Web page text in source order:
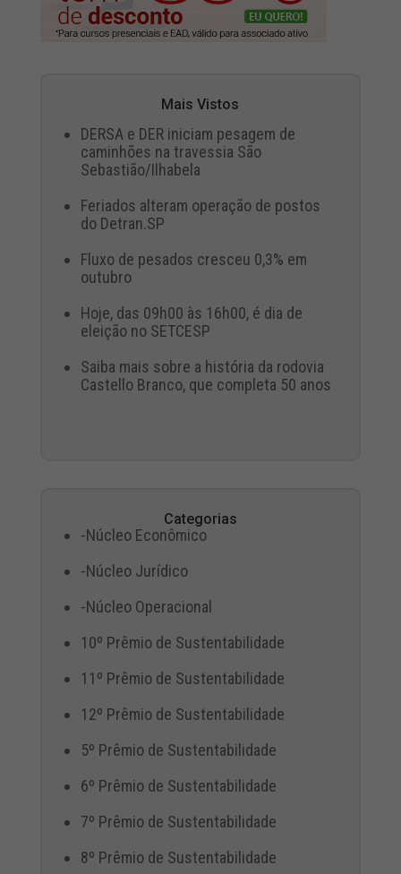
Mais Vistos
DERSA e DER iniciam pesagem de
caminhões na travessia São
Sebastião/Ilhabela
Feriados alteram operação de postos
do Detran.SP
Fluxo de pesados cresceu 0,3% em
outubro
Hoje, das 09h00 às 16h00, é dia de
eleição no SETCESP
Saiba mais sobre a história da rodovia
Castello Branco, que completa 50 anos
Categorias
-Núcleo Econômico
-Núcleo Jurídico
-Núcleo Operacional
10º Prêmio de Sustentabilidade
11º Prêmio de Sustentabilidade
12º Prêmio de Sustentabilidade
5º Prêmio de Sustentabilidade
6º Prêmio de Sustentabilidade
7º Prêmio de Sustentabilidade
8º Prêmio de Sustentabilidade